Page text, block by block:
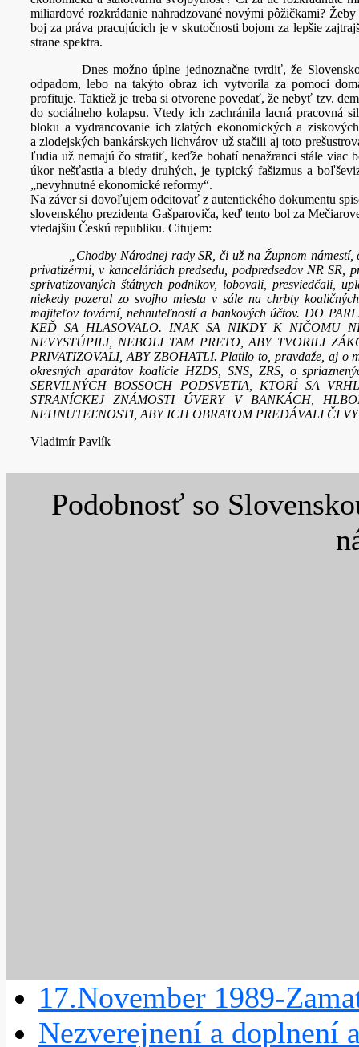
miliardové rozkrádanie nahradzované novými pôžičkami?
boj za práva pracujúcich je v skutočnosti bojom za lepšie
strane spektra.
Dnes možno úplne jednoznačne tvrdiť, že Slovensko a
odpadom, lebo na takýto obraz ich vytvorila za pomoci
profituje. Taktiež je treba si otvorene povedať, že nebyť tzv.
do sociálneho kolapsu. Vtedy ich zachránila lacná pracovná
bloku a vydrancovanie ich zlatých ekonomických a
a zlodejských bankárskych lichvárov už stačili aj toto
ľudia už nemajú čo stratiť, keďže bohatí nenažranci stále viac
úkor nešťastia a biedy druhých, je typický fašizmus a
„nevyhnutné ekonomické reformy“.
Na záver si dovoľujem odcitovať z autentického dokumentu
slovenského prezidenta Gašparoviča, keď tento bol za
vtedajšiu Českú republiku. Citujem:
„Chodby Národnej rady SR, či už na Župnom námestí,
privatizérmi, v kanceláriách predsedu, podpredsedov NR
sprivatizovaných štátnych podnikov, lobovali, presviedčali,
niekedy pozeral zo svojho miesta v sále na chrbty
majiteľov tovární, nehnuteľností a bankových účtov. DO
KEĎ SA HLASOVALO. INAK SA NIKDY K NIČOMU
NEVYSTÚPILI, NEBOLI TAM PRETO, ABY TVORILI
PRIVATIZOVALI, ABY ZBOHATLI. Platilo to, pravdaže, aj o
okresných aparátov koalície HZDS, SNS, ZRS, o
SERVILNÝCH BOSSOCH PODSVETIA, KTORÍ SA
STRANÍCKEJ ZNÁMOSTI ÚVERY V BANKÁCH,
NEHNUTEĽNOSTI, ABY ICH OBRATOM PREDÁVALI ČI
Vladimír Pavlík
Podobnosť so
17.November 1989-
Nezverejnení a doplnení